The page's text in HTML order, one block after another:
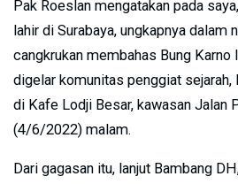
Pak Roeslan mengatakan pada
lahir di Surabaya, ungkapnya dalam
cangkrukan membahas Bung Karno
digelar komunitas penggiat sejarah,
di Kafe Lodji Besar, kawasan Jalan
(4/6/2022) malam.
Dari gagasan itu, lanjut Bambang